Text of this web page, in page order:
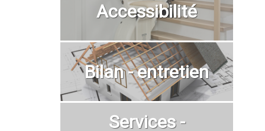
Accessibilité
Bilan - entretien
Services -